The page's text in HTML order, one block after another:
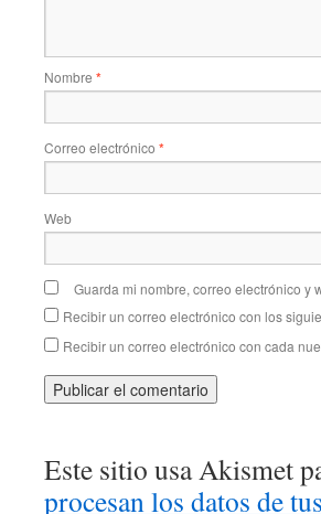
Nombre *
Correo electrónico *
Web
Guarda mi nombre, correo electrónico y
Recibir un correo electrónico con los
Recibir un correo electrónico con cada
Este sitio usa Akismet
procesan los datos de